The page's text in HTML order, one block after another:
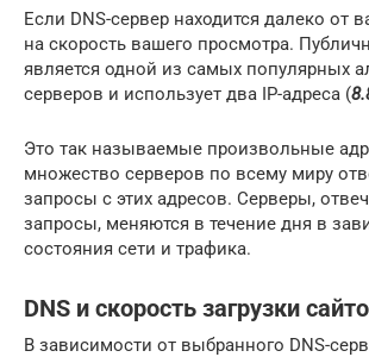
Если DNS-сервер находится далеко от
на скорость вашего просмотра.
является одной из самых популярных
серверов и использует два IP-адреса (
Это так называемые произвольные
множество серверов по всему миру
запросы с этих адресов. Серверы,
запросы, меняются в течение дня в
состояния сети и трафика.
DNS и скорость загрузки
В зависимости от выбранного DNS-